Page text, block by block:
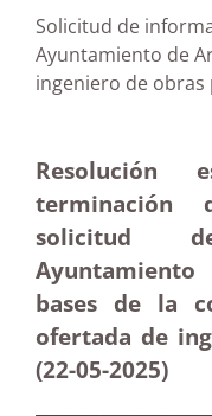
Solicitud de
Ayuntamiento de
ingeniero de
Resolución
terminación
solicitud
bases de la
ofertada de
(22-05-2025)